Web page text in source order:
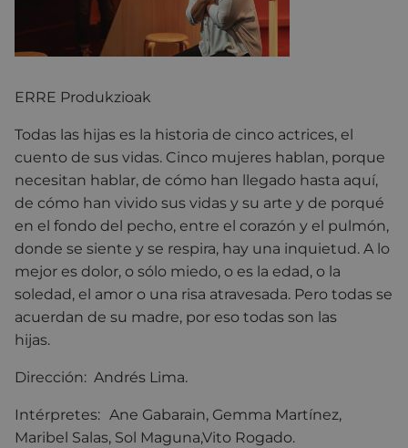
ERRE Produkzioak
Todas las hijas es la historia de cinco actrices, el
cuento de sus vidas. Cinco mujeres hablan, porque
necesitan hablar, de cómo han llegado hasta aquí,
de cómo han vivido sus vidas y su arte y de porqué
en el fondo del pecho, entre el corazón y el pulmón,
donde se siente y se respira, hay una inquietud. A lo
mejor es dolor, o sólo miedo, o es la edad, o la
soledad, el amor o una risa atravesada. Pero todas se
acuerdan de su madre, por eso todas son las
hijas.
Dirección: Andrés Lima.
Intérpretes: Ane Gabarain, Gemma Martínez,
Maribel Salas, Sol Maguna,Vito Rogado.